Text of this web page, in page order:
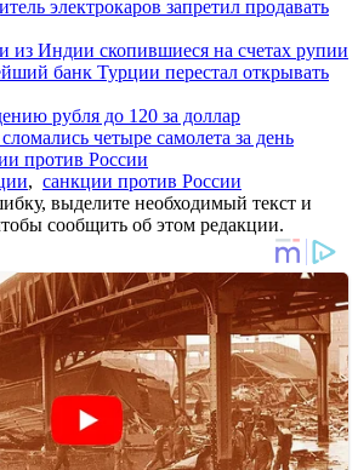
электрокаров запретил продавать
из Индии скопившиеся на счетах рупии
банк Турции перестал открывать
рубля до 120 за доллар
четыре самолета за день
против России
, санкции против России
выделите необходимый текст и
сообщить об этом редакции.